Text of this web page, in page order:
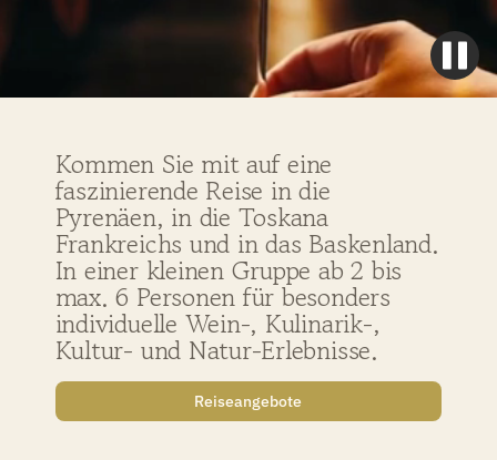
Kommen Sie mit auf eine
faszinierende Reise in die
Pyrenäen, in die Toskana
Frankreichs und in das Baskenland.
In einer kleinen Gruppe ab 2 bis
max. 6 Personen für besonders
individuelle Wein-, Kulinarik-,
Kultur- und Natur-Erlebnisse.
Reiseangebote